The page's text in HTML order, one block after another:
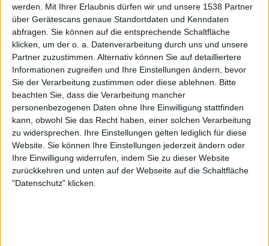
werden.
Mit Ihrer Erlaubnis dürfen wir und unsere 1538 Partner
über Gerätescans genaue Standortdaten und Kenndaten
abfragen. Sie können auf die entsprechende Schaltfläche
klicken, um der o. a. Datenverarbeitung durch uns und unsere
Partner zuzustimmen. Alternativ können Sie auf detailliertere
Informationen zugreifen und Ihre Einstellungen ändern, bevor
Sie der Verarbeitung zustimmen oder diese ablehnen.
Bitte
beachten Sie, dass die Verarbeitung mancher
personenbezogenen Daten ohne Ihre Einwilligung stattfinden
kann, obwohl Sie das Recht haben, einer solchen Verarbeitung
zu widersprechen. Ihre Einstellungen gelten lediglich für diese
Website. Sie können Ihre Einstellungen jederzeit ändern oder
Ihre Einwilligung widerrufen, indem Sie zu dieser Website
zurückkehren und unten auf der Webseite auf die Schaltfläche
"Datenschutz" klicken.
Review
7/10
Bloodywood
Nu Delhi
Modern Metal, Pagan / Viking Metal
Review
8/10
Trold
I Skovens Rige